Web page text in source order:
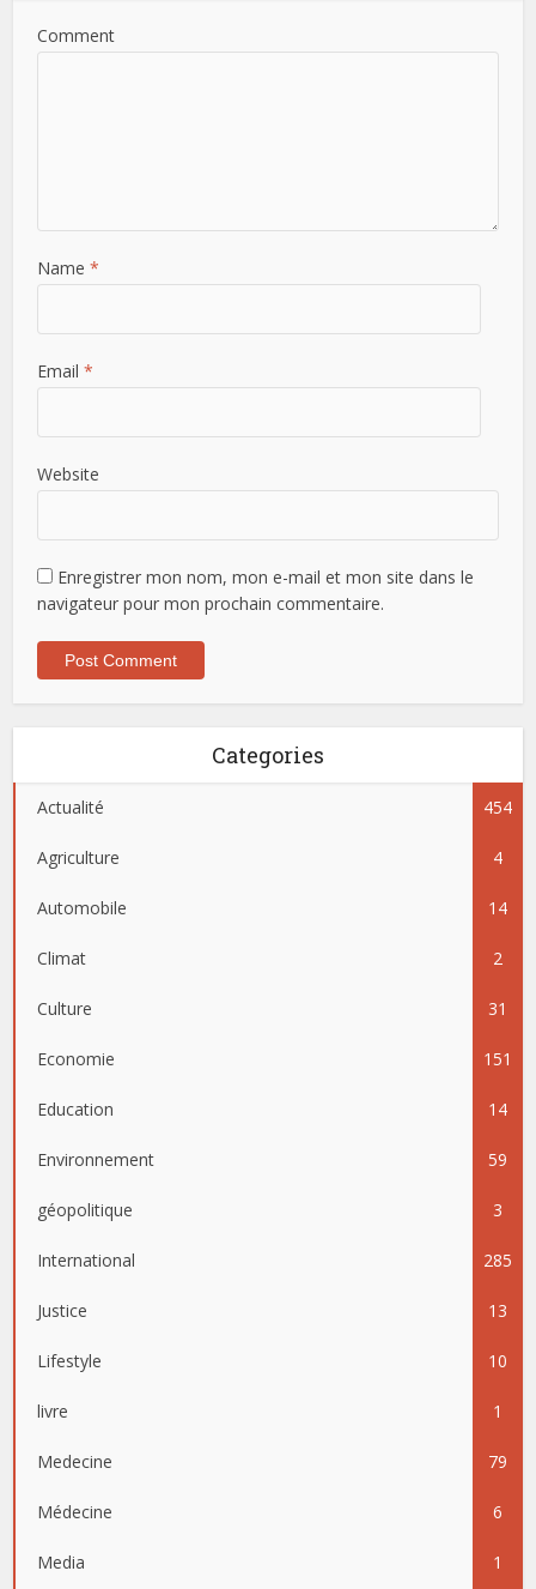
Comment
Name *
Email *
Website
Enregistrer mon nom, mon e-mail et mon site dans le
navigateur pour mon prochain commentaire.
Categories
Actualité 454
Agriculture 4
Automobile 14
Climat 2
Culture 31
Economie 151
Education 14
Environnement 59
géopolitique 3
International 285
Justice 13
Lifestyle 10
livre 1
Medecine 79
Médecine 6
Media 1